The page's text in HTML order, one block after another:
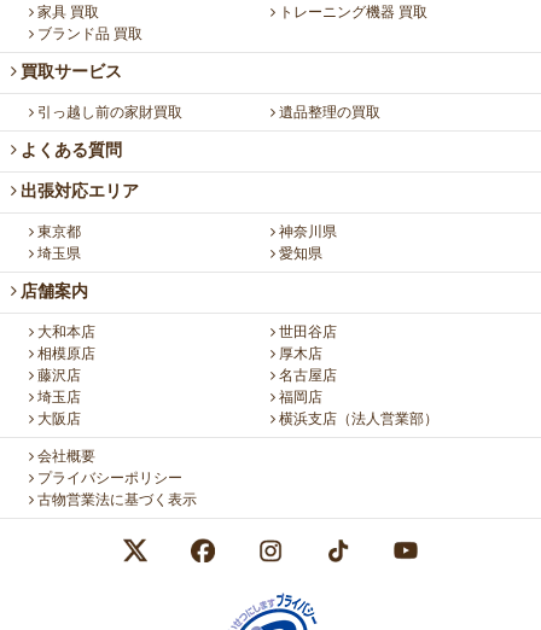
家具 買取
トレーニング機器 買取
ブランド品 買取
買取サービス
引っ越し前の家財買取 遺品整理の買取
よくある質問
出張対応エリア
東京都
神奈川県
埼玉県
愛知県
店舗案内
大和本店
世田谷店
相模原店
厚木店
藤沢店
名古屋店
埼玉店
福岡店
大阪店
横浜支店（法人営業部）
会社概要
プライバシーポリシー
古物営業法に基づく表示